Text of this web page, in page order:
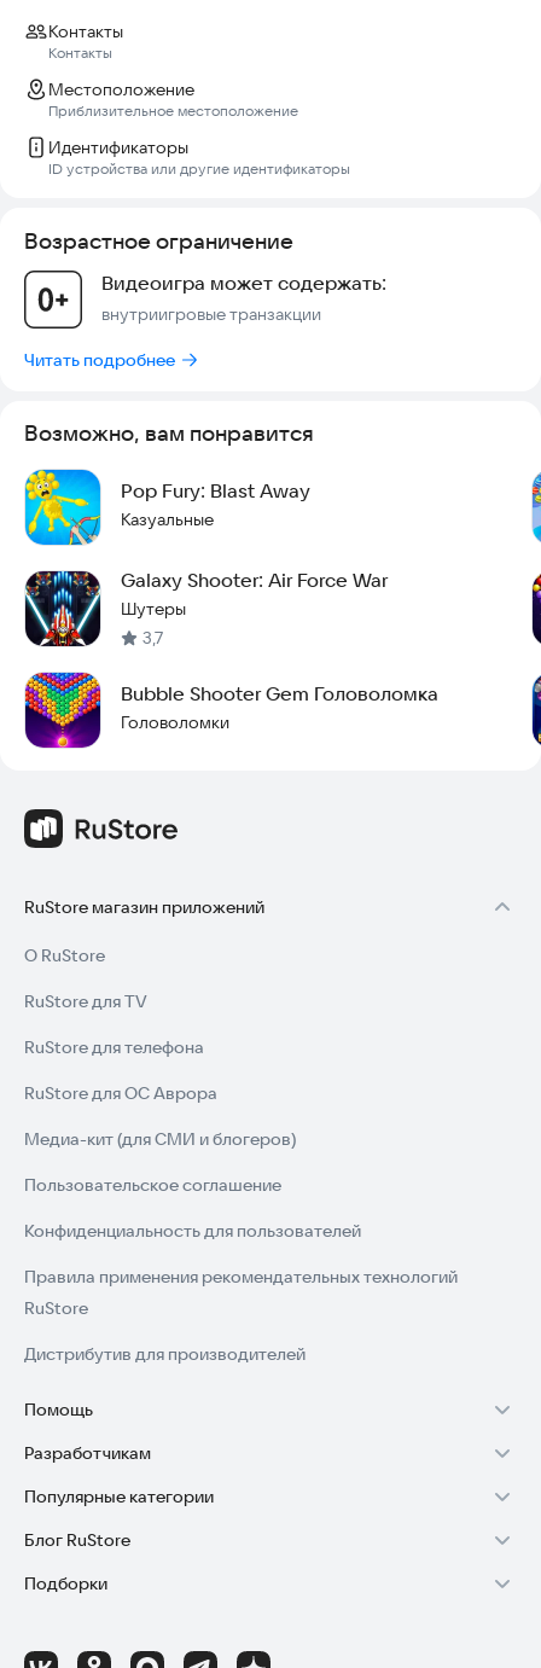
Контакты
Контакты
Местоположение
Приблизительное местоположение
Идентификаторы
ID устройства или другие идентификаторы
Возрастное ограничение
Видеоигра может содержать:
внутриигровые транзакции
Читать подробнее
Возможно, вам понравится
Pop Fury: Blast Away
Казуальные
Galaxy Shooter: Air Force War
Шутеры
3,7
Bubble Shooter Gem Головоломка
Головоломки
RuStore магазин приложений
О RuStore
RuStore для TV
RuStore для телефона
RuStore для ОС Аврора
Медиа-кит (для СМИ и блогеров)
Пользовательское соглашение
Конфиденциальность для пользователей
Правила применения рекомендательных технологий
RuStore
Дистрибутив для производителей
Помощь
Установка RuStore на TV
Установка RuStore на телефон
Установка RuStore в машину
Помощь пользователям RuStore
Разработчикам
Зарабатывать с RuStore
Стать разработчиком
Доступ к RuStore Консоль
Популярные категории
Игры для Android
Приложения банков
Блог RuStore
Обзоры игр для Android 2025
Подборки